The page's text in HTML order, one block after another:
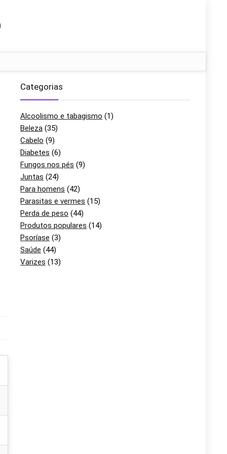
Categorias
Alcoolismo e tabagismo (1)
Beleza (35)
Cabelo (9)
Diabetes (6)
Fungos nos pés (9)
Juntas (24)
Para homens (42)
Parasitas e vermes (15)
Perda de peso (44)
Produtos populares (14)
Psoríase (3)
Saúde (44)
Varizes (13)